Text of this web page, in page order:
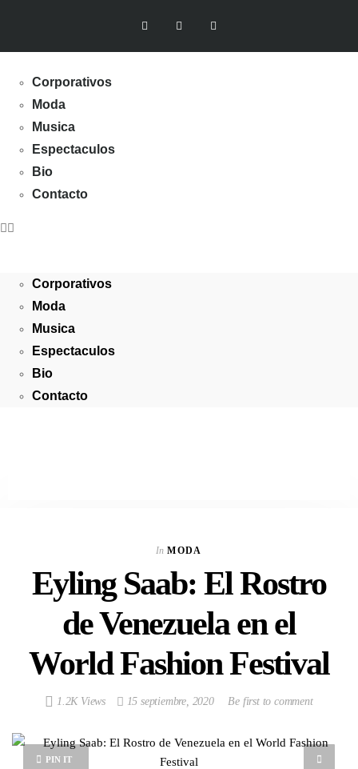
Corporativos
Moda
Musica
Espectaculos
Bio
Contacto
Corporativos
Moda
Musica
Espectaculos
Bio
Contacto
In MODA
Eyling Saab: El Rostro
de Venezuela en el
World Fashion Festival
1.2K Views 15 septiembre, 2020 Be first to comment
PIN IT